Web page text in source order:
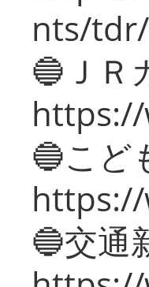
nts/tdr/
🔵ＪＲ
🔵こど
🔵交通